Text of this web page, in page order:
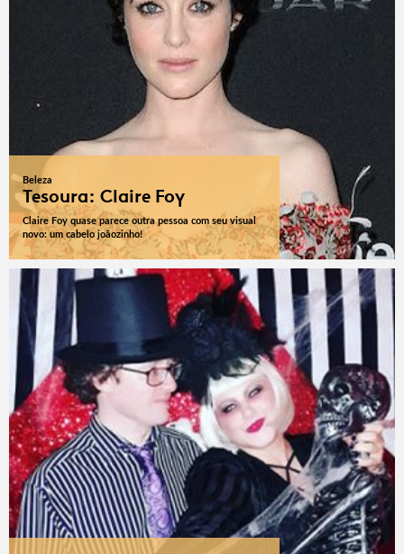
Beleza
Tesoura: Claire Foy
Claire Foy quase parece outra pessoa com seu visual
novo: um cabelo joãozinho!